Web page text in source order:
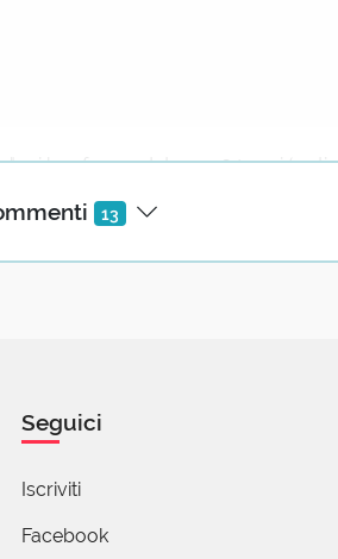
13
mi ha sfaccendato per 34 anni (a
Seguici
Iscriviti
Facebook